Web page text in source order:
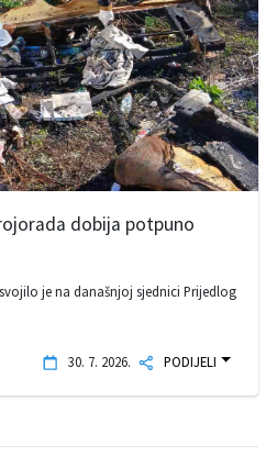
dobija potpuno
je na današnjoj sjednici Prijedlog
30. 7. 2026. PODIJELI